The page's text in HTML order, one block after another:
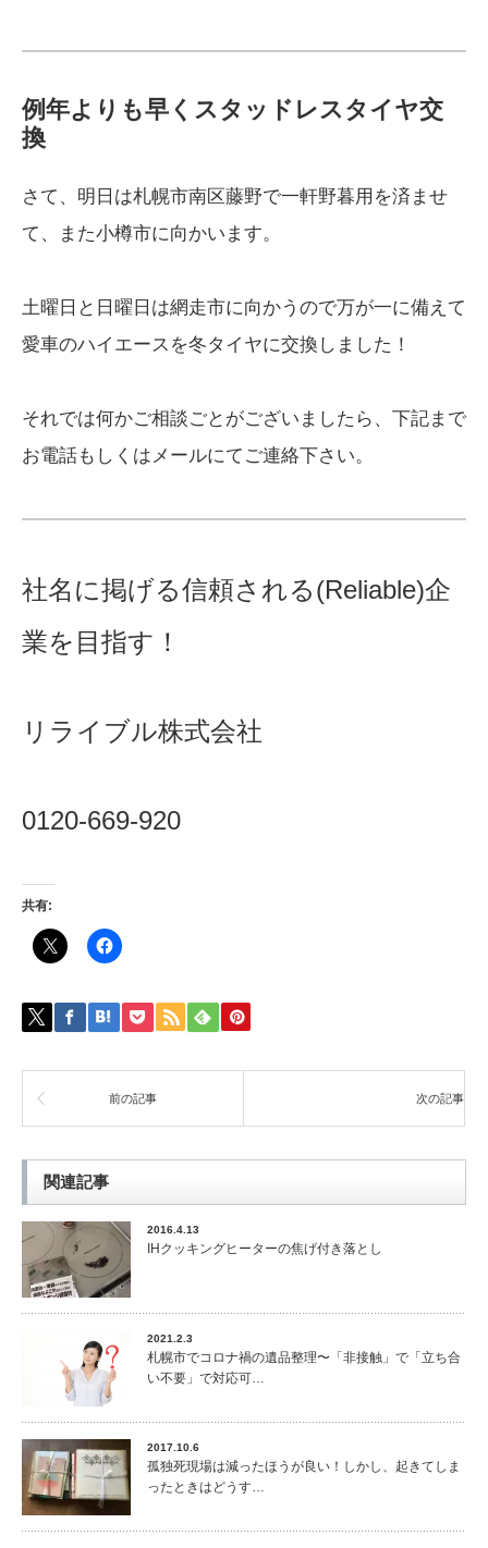
例年よりも早くスタッドレスタイヤ交
換
さて、明日は札幌市南区藤野で一軒野暮用を済ませ
て、また小樽市に向かいます。
土曜日と日曜日は網走市に向かうので万が一に備えて
愛車のハイエースを冬タイヤに交換しました！
それでは何かご相談ごとがございましたら、下記まで
お電話もしくはメールにてご連絡下さい。
社名に掲げる信頼される(Reliable)企
業を目指す！
リライブル株式会社
0120-669-920
共有:
前の記事 次の記事
関連記事
2016.4.13
IHクッキングヒーターの焦げ付き落とし
2021.2.3
札幌市でコロナ禍の遺品整理〜「非接触」で「立ち合
い不要」で対応可…
2017.10.6
孤独死現場は減ったほうが良い！しかし、起きてしま
ったときはどうす…